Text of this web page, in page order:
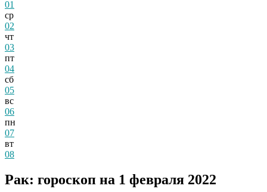
01
ср
02
чт
03
пт
04
сб
05
вс
06
пн
07
вт
08
Рак: гороскоп на 1 февраля 2022
запущенный грибок
исчезнет с корнем,